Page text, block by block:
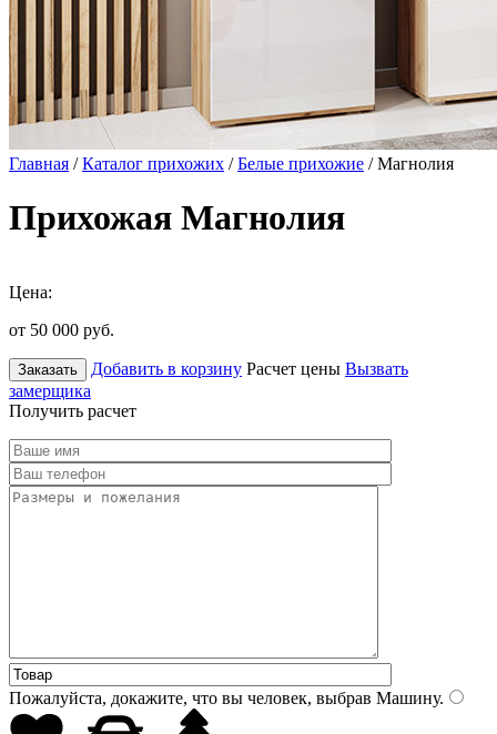
Главная /Каталог прихожих /Белые прихожие / Магнолия
Прихожая Магнолия
Цена:
от 50 000 руб.
Заказать Добавить в корзину Расчет цены Вызвать
замерщика
Получить расчет
Пожалуйста, докажите, что вы человек, выбрав Машину.